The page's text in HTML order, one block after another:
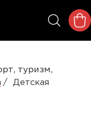
туризм,
Детская